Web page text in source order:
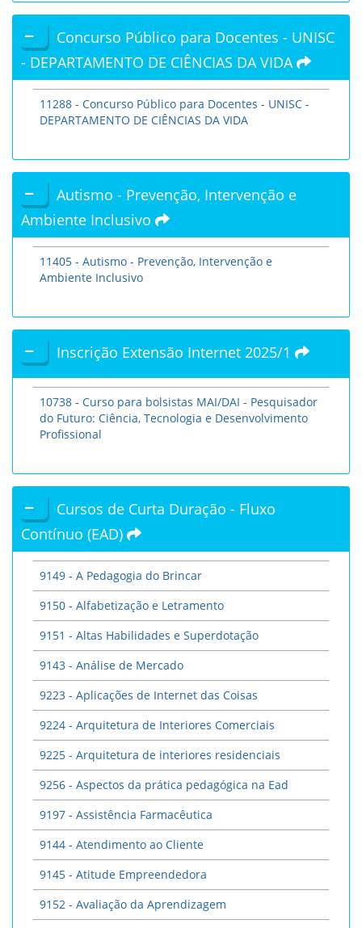
Concurso Público para Docentes - UNISC
- DEPARTAMENTO DE CIÊNCIAS DA VIDA
11288 - Concurso Público para Docentes - UNISC -
DEPARTAMENTO DE CIÊNCIAS DA VIDA
Autismo - Prevenção, Intervenção e
Ambiente Inclusivo
11405 - Autismo - Prevenção, Intervenção e
Ambiente Inclusivo
Inscrição Extensão Internet 2025/1
10738 - Curso para bolsistas MAI/DAI - Pesquisador
do Futuro: Ciência, Tecnologia e Desenvolvimento
Profissional
Cursos de Curta Duração - Fluxo
Contínuo (EAD)
9149 - A Pedagogia do Brincar
9150 - Alfabetização e Letramento
9151 - Altas Habilidades e Superdotação
9143 - Análise de Mercado
9223 - Aplicações de Internet das Coisas
9224 - Arquitetura de Interiores Comerciais
9225 - Arquitetura de interiores residenciais
9256 - Aspectos da prática pedagógica na Ead
9197 - Assistência Farmacêutica
9144 - Atendimento ao Cliente
9145 - Atitude Empreendedora
9152 - Avaliação da Aprendizagem